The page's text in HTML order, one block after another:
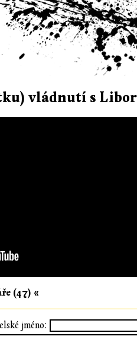
vládnutí s
(47) «
jméno: